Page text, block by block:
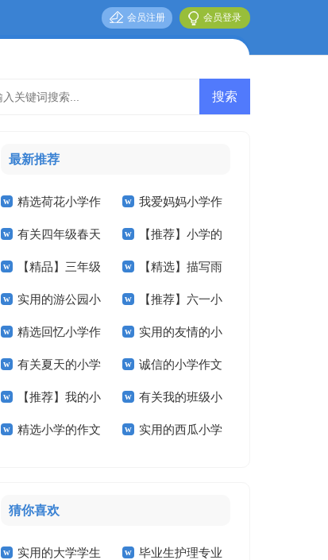
会员登录
会员注册
最新推荐
精选荷花小学作
文锦集5篇
我爱妈妈小学作
文五篇
有关四年级春天
作文300字集锦10篇
【推荐】小学的
作文400字六篇
【精品】三年级
校园的作文四篇
【精选】描写雨
的小学作文300字4
篇
实用的游公园小
学作文3篇
【推荐】六一小
学作文4篇
精选回忆小学作
文300字合集10篇
实用的友情的小
学作文300字四篇
有关夏天的小学
作文合集五篇
诚信的小学作文
汇编6篇
【推荐】我的小
学作文合集8篇
有关我的班级小
学作文合集9篇
精选小学的作文 实用的西瓜小学
猜你喜欢
实用的大学学生 毕业生护理专业